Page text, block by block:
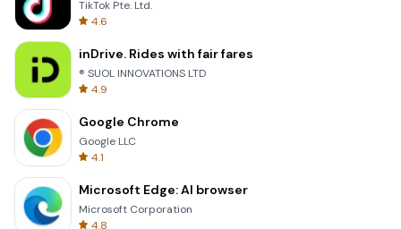
TikTok Pte. Ltd.
4.6
inDrive. Rides with fair fares
® SUOL INNOVATIONS LTD
4.9
Google Chrome
Google LLC
4.1
Microsoft Edge: AI browser
Microsoft Corporation
4.8